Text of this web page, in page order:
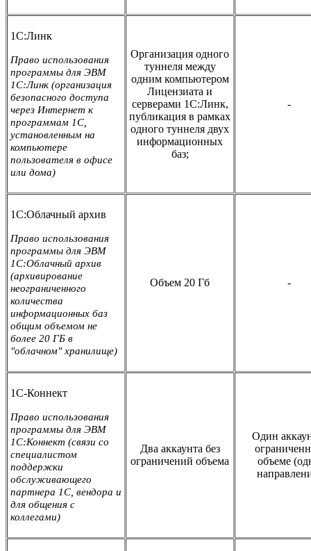
1С:Линк
Право использования
программы для ЭВМ
1С:Линк (организация
безопасного доступа
через Интернет к
программам 1С,
установленным на
компьютере
пользователя в офисе
или дома)
Организация одного
туннеля между
одним компьютером
Лицензиата и
серверами 1С:Линк,
публикация в рамках
одного туннеля двух
информационных
баз;
-
1С:Облачный архив
Право использования
программы для ЭВМ
1С:Облачный архив
(архивирование
неограниченного
количества
информационных баз
общим объемом не
более 20 ГБ в
"облачном" хранилище)
Объем 20 Гб -
1С-Коннект
Право использования
программы для ЭВМ
1С:Коннект (связи со
специалистом
поддержки
обслуживающего
партнера 1С, вендора и
для общения с
коллегами)
Два аккаунта без
ограничений объема
Один
объеме